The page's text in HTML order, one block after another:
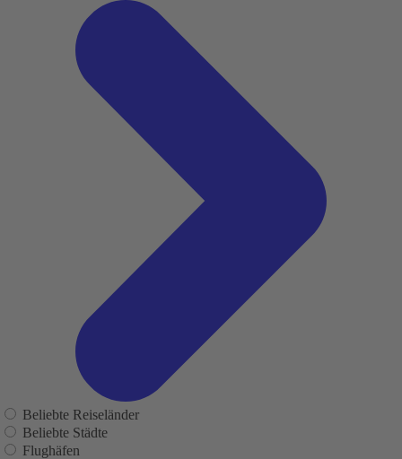
Beliebte Reiseländer
Beliebte Städte
Flughäfen